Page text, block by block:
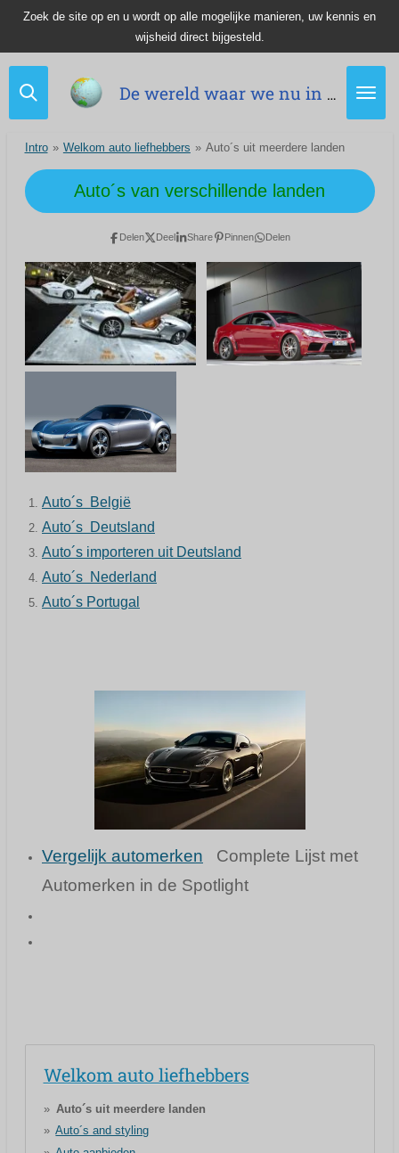
hoofdinhoud
De wereld waar we nu in leven.
Zoek de site op en u wordt op alle mogelijke manieren, uw kennis en
wijsheid direct bijgesteld.
Intro » Welkom auto liefhebbers » Auto´s uit meerdere landen
Auto´s van verschillende landen
Delen Deel Share Pinnen Delen
Auto´s België
Auto´s Deutsland
Auto´s importeren uit Deutsland
Auto´s Nederland
Auto´s Portugal
Vergelijk automerken Complete Lijst met
Automerken in de Spotlight
Welkom auto liefhebbers
Auto´s uit meerdere landen
Auto´s and styling